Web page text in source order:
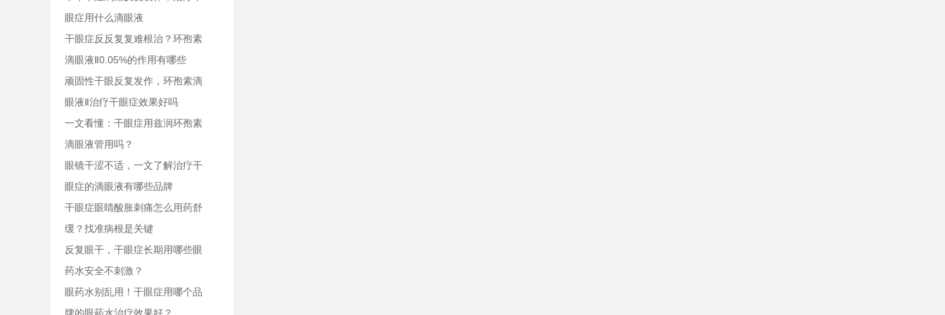
眼症用什么滴眼液
干眼症反反复复难根治？环孢素
滴眼液Ⅱ0.05%的作用有哪些
顽固性干眼反复发作，环孢素滴
眼液Ⅱ治疗干眼症效果好吗
一文看懂：干眼症用兹润环孢素
滴眼液管用吗？
眼镜干涩不适，一文了解治疗干
眼症的滴眼液有哪些品牌
干眼症眼睛酸胀刺痛怎么用药舒
缓？找准病根是关键
反复眼干，干眼症长期用哪些眼
药水安全不刺激？
眼药水别乱用！干眼症用哪个品